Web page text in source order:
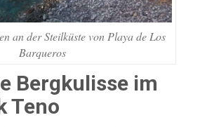
an der Steilküste von Playa de Los
Barqueros
Bergkulisse im
Teno